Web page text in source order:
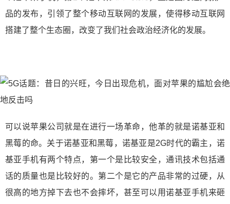
品的发布，引领了整个移动互联网的发展，使得移动互联网
搭建了整个生态圈，改变了我们社会政治经济化的发展。
可以说苹果公司就是在进行一场革命，他革的就是诺基亚和
黑莓的命。关于诺基亚和黑莓，诺基亚是2G时代的霸主，诺
基亚手机有两个特点，第一个是比较安全，通讯技术包括通
话的质量也是比较好的。第二个是它的产品非常的过硬，从
很高的地方掉下去也不会摔坏，甚至可以用诺基亚手机来砸